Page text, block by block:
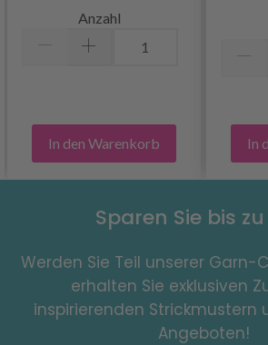
Anzahl
In den Warenkorb In
Sparen Sie bis
Werden Sie Teil unserer
erhalten Sie exklusiven
inspirierenden Strickmustern
Angeboten!